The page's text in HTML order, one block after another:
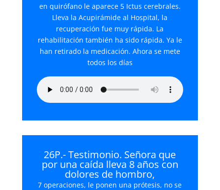
en quirófano le aparece 5 Ictus cerebrales.
Lleva la Acupirámide al Hospital, la
recuperación fue muy rápida. La
rehabilitación también ha sido rápida. Ya le
han retirado la medicación. Ahora se mete
todos los días
26P.- Testimonio. Señora que
por una caída lleva 8 años con
dolores de hombro,
7 operaciones, le ponen una prótesis, no se